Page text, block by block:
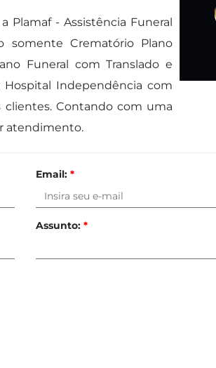
Plamaf - Assistência Funeral
somente Crematório Plano
Funeral com Translado e
Hospital Independência com
clientes. Contando com uma
atendimento.
Email: *
Assunto: *